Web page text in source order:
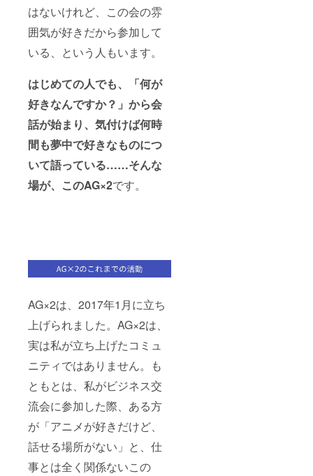
はないけれど、この会の雰
囲気が好きだから参加して
いる、という人もいます。
はじめての人でも、「何が
好きなんですか？」から会
話が始まり、気付けば何時
間も夢中で好きなものにつ
いて語っている……そんな
場が、このAG×2です。
AG×2は、2017年1月に立ち
上げられました。AG×2は、
実は私が立ち上げたコミュ
ニティではありません。も
ともとは、私がビジネス交
流会に参加した際、ある方
が「アニメが好きだけど、
話せる場所がない」と、仕
事とは全く関係ないこの